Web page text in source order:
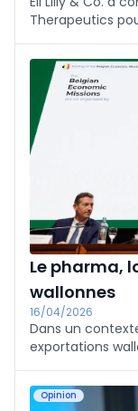
Therapeutics
Eli Lilly aura
révolutionnaire
Le pharma,
wallonnes
16/04/2026
Dans un
exportations
à 2024,
aux
Opinion